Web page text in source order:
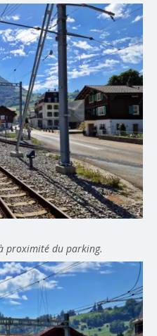
proximité du parking.